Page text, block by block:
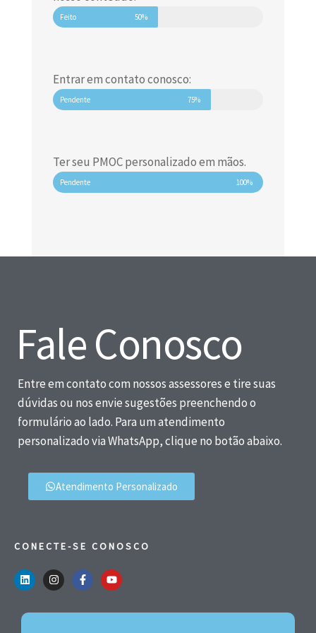
Feito 50%
Entrar em contato conosco:
Pendente 75%
Ter seu PMOC personalizado em mãos.
Pendente 100%
Fale Conosco
Entre em contato com nossos assessores e tire suas
dúvidas ou nos envie sugestões preenchendo o
formulário ao lado. Para um atendimento
personalizado via WhatsApp, clique no botão abaixo.
Atendimento Personalizado
CONECTE-SE CONOSCO